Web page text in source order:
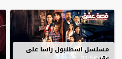
مسلسل اسطنبول راسا على